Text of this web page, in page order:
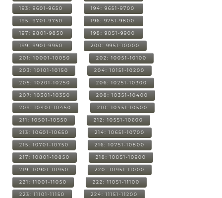
193: 9601-9650 194: 9651-9700
195: 9701-9750 196: 9751-9800
197: 9801-9850 198: 9851-9900
199: 9901-9950 200: 9951-10000
201: 10001-10050 202: 10051-10100
203: 10101-10150 204: 10151-10200
205: 10201-10250 206: 10251-10300
207: 10301-10350 208: 10351-10400
209: 10401-10450 210: 10451-10500
211: 10501-10550 212: 10551-10600
213: 10601-10650 214: 10651-10700
215: 10701-10750 216: 10751-10800
217: 10801-10850 218: 10851-10900
219: 10901-10950 220: 10951-11000
221: 11001-11050 222: 11051-11100
223: 11101-11150 224: 11151-11200